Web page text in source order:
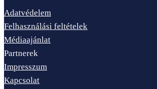
Adatvédelem
Felhasználási feltételek
Médiaajánlat
Partnerek
Impresszum
Kapcsolat